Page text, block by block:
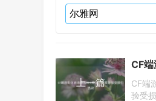
上一篇
CF端
验受